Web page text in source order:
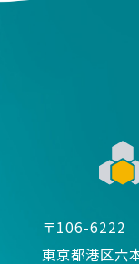
〒106-6222
東京都港区六